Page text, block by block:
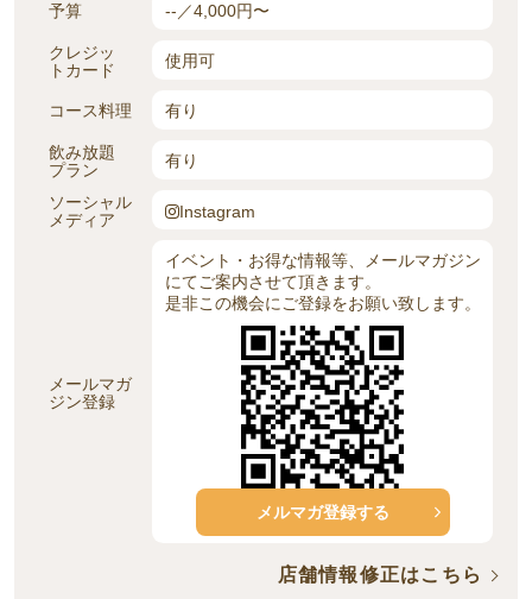
店舗情報修正はこちら
予算 --／4,000円〜
クレジッ
トカード
使用可
コース料理 有り
飲み放題
プラン
有り
ソーシャル
メディア
Instagram
メールマガ
ジン登録
イベント・お得な情報等、メールマガジン
にてご案内させて頂きます。
是非この機会にご登録をお願い致します。
メルマガ登録する